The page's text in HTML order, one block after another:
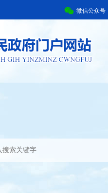
微信公众号